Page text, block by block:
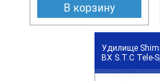
В корзину
Удилище
BX S.T.C Tele-